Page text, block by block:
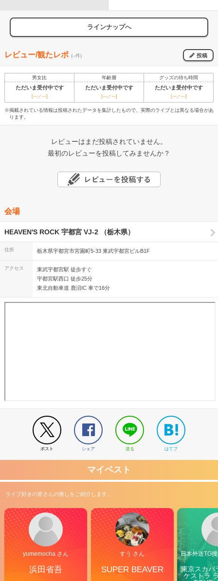
ラインナップへ
レビュー/観たレポ (--件) 投稿
男女比 年齢層 グッズの待ち時間
ただいま受付中です ただいま受付中です ただいま受付中です
[---／---] [---／---] [---／---]
※掲載されている情報は投稿されたデータを集計したもので、実際のライブとは異なる場合があ
ります。
レビューはまだ投稿されていません。
最初のレビューを投稿してみませんか？
会場
HEAVEN'S ROCK 宇都宮 VJ-2 （栃木県）
住所 栃木県宇都宮市宮園町5-33 東武宇都宮ビルB1F
アクセス
東武宇都宮駅 徒歩すぐ
宇都宮駅西口 徒歩25分
東北自動車道 鹿沼IC 車で16分
ポスト シェア 送る はてブ
マイベスト
ライブ好きの皆さんの推しをご紹介します。
yumemocha さん
浜田省吾
すう さん
SUPER BEAVER
日本外送TG
東京スカパ
ケストラ